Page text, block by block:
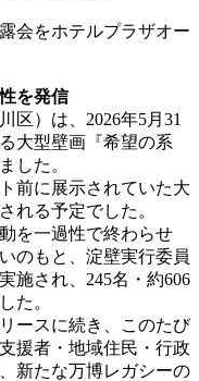
会をホテルプラザオー
を発信
区）は、2026年5月31
大型壁画『希望の系
した。
前に展示されていた大
れる予定でした。
を一過性で終わらせ
のもと、淀壁実行委員
施され、245名・約606
た。
ースに続き、このたび
援者・地域住民・行政
新たな万博レガシーの